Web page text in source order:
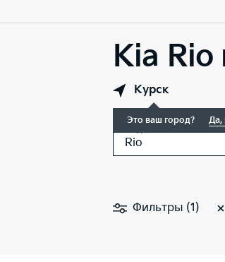
Kia Rio
Курск
Это ваш город? Да,
Rio
Фильтры (1)